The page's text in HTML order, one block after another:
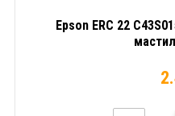
Epson ERC 22